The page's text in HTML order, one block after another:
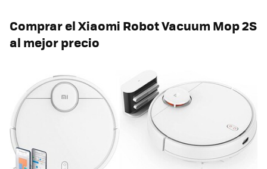
Comprar el Xiaomi Robot Vacuum Mop 2S
al mejor precio